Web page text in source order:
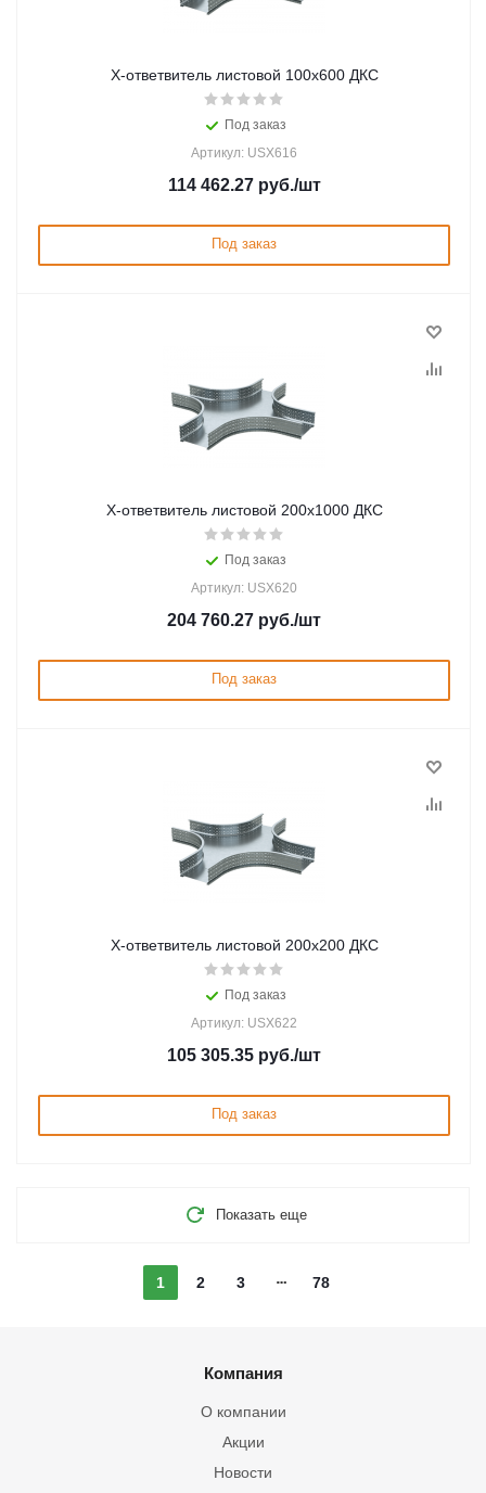
Х-ответвитель листовой 100х600 ДКС
Под заказ
Артикул: USX616
114 462.27руб./шт
Под заказ
Х-ответвитель листовой 200х1000 ДКС
Под заказ
Артикул: USX620
204 760.27 руб./шт
Под заказ
Х-ответвитель листовой 200х200 ДКС
Под заказ
Артикул: USX622
105 305.35 руб./шт
Под заказ
Показать еще
1 2 3 78
Компания
О компании
Акции
Новости